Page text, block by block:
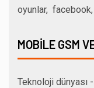
oyunlar,
MOBILE GSM
Teknoloji dünyası